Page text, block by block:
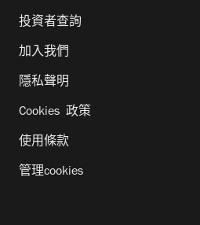
投資者查詢
加入我們
隱私聲明
Cookies 政策
使用條款
管理cookies